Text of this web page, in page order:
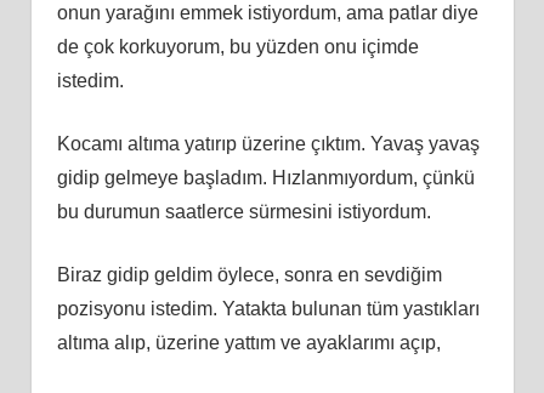
onun yarağını emmek istiyordum, ama patlar diye
de çok korkuyorum, bu yüzden onu içimde
istedim.
Kocamı altıma yatırıp üzerine çıktım. Yavaş yavaş
gidip gelmeye başladım. Hızlanmıyordum, çünkü
bu durumun saatlerce sürmesini istiyordum.
Biraz gidip geldim öylece, sonra en sevdiğim
pozisyonu istedim. Yatakta bulunan tüm yastıkları
altıma alıp, üzerine yattım ve ayaklarımı açıp,